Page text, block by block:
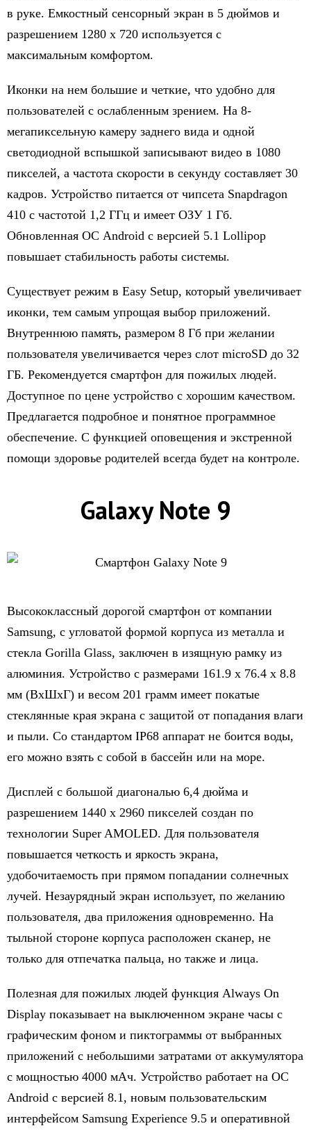
в руке. Емкостный сенсорный экран в 5 дюймов и
разрешением 1280 х 720 используется с
максимальным комфортом.
Иконки на нем большие и четкие, что удобно для
пользователей с ослабленным зрением. На 8-
мегапиксельную камеру заднего вида и одной
светодиодной вспышкой записывают видео в 1080
пикселей, а частота скорости в секунду составляет 30
кадров. Устройство питается от чипсета Snapdragon
410 с частотой 1,2 ГГц и имеет ОЗУ 1 Гб.
Обновленная ОС Android с версией 5.1 Lollipop
повышает стабильность работы системы.
Существует режим в Easy Setup, который увеличивает
иконки, тем самым упрощая выбор приложений.
Внутреннюю память, размером 8 Гб при желании
пользователя увеличивается через слот microSD до 32
ГБ. Рекомендуется смартфон для пожилых людей.
Доступное по цене устройство с хорошим качеством.
Предлагается подробное и понятное программное
обеспечение. С функцией оповещения и экстренной
помощи здоровье родителей всегда будет на контроле.
Galaxy Note 9
Высококлассный дорогой смартфон от компании
Samsung, с угловатой формой корпуса из металла и
стекла Gorillа Glass, заключен в изящную рамку из
алюминия. Устройство с размерами 161.9 x 76.4 x 8.8
мм (ВхШхГ) и весом 201 грамм имеет покатые
стеклянные края экрана с защитой от попадания влаги
и пыли. Со стандартом IP68 аппарат не боится воды,
его можно взять с собой в бассейн или на море.
Дисплей с большой диагональю 6,4 дюйма и
разрешением 1440 х 2960 пикселей создан по
технологии Super AMOLED. Для пользователя
повышается четкость и яркость экрана,
удобочитаемость при прямом попадании солнечных
лучей. Незаурядный экран использует, по желанию
пользователя, два приложения одновременно. На
тыльной стороне корпуса расположен сканер, не
только для отпечатка пальца, но также и лица.
Полезная для пожилых людей функция Always On
Display показывает на выключенном экране часы с
графическим фоном и пиктограммы от выбранных
приложений с небольшими затратами от аккумулятора
с мощностью 4000 мАч. Устройство работает на ОС
Android с версией 8.1, новым пользовательским
интерфейсом Samsung Experience 9.5 и оперативной